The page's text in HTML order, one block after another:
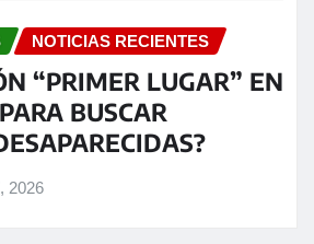
NOTICIAS RECIENTES
“PRIMER LUGAR” EN
BUSCAR
2026